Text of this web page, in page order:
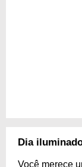
Dia
Você merece